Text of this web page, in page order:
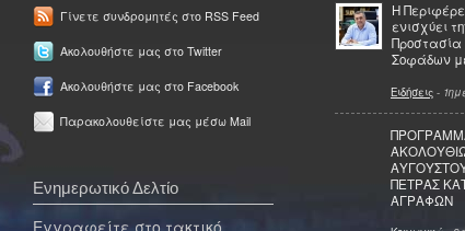
Γίνετε συνδρομητές στο RSS Feed
Ακολουθήστε μας στο Twitter
Ακολουθήστε μας στο Facebook
Παρακολουθείστε μας μέσω Mail
Ενημερωτικό Δελτίο
Η
ενισχύει
Προστασία
Σοφάδων
Ειδήσεις -
ΠΕΤΡΑΣ
ΑΓΡΑΦΩΝ